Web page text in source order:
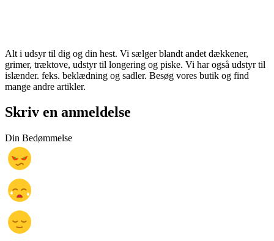
Alt i udsyr til dig og din hest. Vi sælger blandt andet dækkener,
grimer, træktove, udstyr til longering og piske. Vi har også udstyr til
islænder. feks. beklædning og sadler. Besøg vores butik og find
mange andre artikler.
Skriv en anmeldelse
Din Bedømmelse